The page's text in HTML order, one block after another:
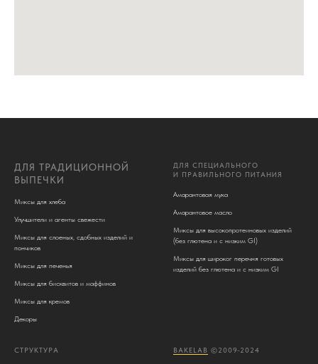
ДЛЯ ТРАДИЦИОННОЙ
ВЫПЕЧКИ
Миксы для хлеба
Улучшители и агенты свежести
Миксы для слоеных, сдобных изделий и
пончиков
Миксы для печенья
Миксы для бисквитов и маффинов
Миксы для кремов
Декоры
ДЛЯ СПЕЦИАЛЬНОГО
И ПРАВИЛЬНОГО ПИТАНИЯ
Амарантовая мука
Амарантовое масло
Миксы для высокопротеиновых изделий
(без глютена и c низким GI)
Миксы для широког перечня готовых
изделий без глютена и с низким GI
СТРУКТУРА BAKELAB ©2009-2024